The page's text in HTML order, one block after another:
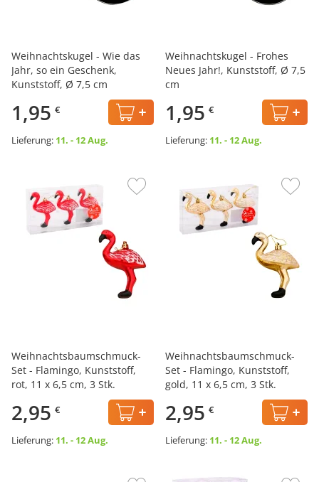
Weihnachtskugel - Wie das
Jahr, so ein Geschenk,
Kunststoff, Ø 7,5 cm
1,95 €
Lieferung: 11. - 12 Aug.
Weihnachtskugel - Frohes
Neues Jahr!, Kunststoff, Ø 7,5
cm
1,95 €
Lieferung: 11. - 12 Aug.
Weihnachtsbaumschmuck-
Set - Flamingo, Kunststoff,
rot, 11 x 6,5 cm, 3 Stk.
2,95 €
Lieferung: 11. - 12 Aug.
Weihnachtsbaumschmuck-
Set - Flamingo, Kunststoff,
gold, 11 x 6,5 cm, 3 Stk.
2,95 €
Lieferung: 11. - 12 Aug.